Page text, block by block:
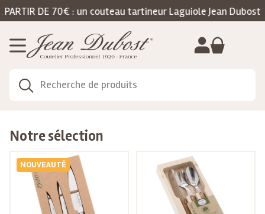
DE 70€ : un couteau tartineur Laguiole Jean Dubost
Notre sélection
NOUVEAUTÉ
Gestion de vos préférences sur les cookies